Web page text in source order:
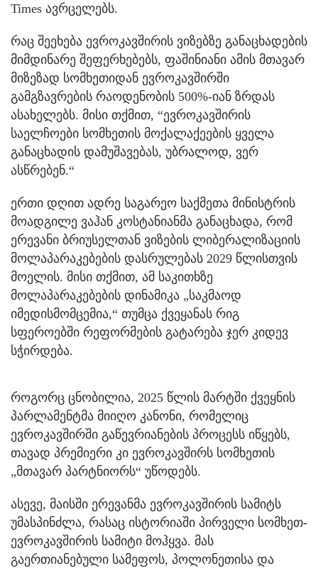
Times ავრცელებს.
რაც შეეხება ევროკავშირის ვიზებზე განაცხადების
მიმდინარე შეფერხებებს, ფაშინიანი ამის მთავარ
მიზეზად სომხეთიდან ევროკავშირში
გამგზავრების რაოდენობის 500%-იან ზრდას
ასახელებს. მისი თქმით, “ევროკავშირის
საელჩოები სომხეთის მოქალაქეების ყველა
განაცხადის დამუშავებას, უბრალოდ, ვერ
ასწრებენ.“
ერთი დღით ადრე საგარეო საქმეთა მინისტრის
მოადგილე ვაჰან კოსტანიანმა განაცხადა, რომ
ერევანი ბრიუსელთან ვიზების ლიბერალიზაციის
მოლაპარაკებების დასრულებას 2029 წლისთვის
მოელის. მისი თქმით, ამ საკითხზე
მოლაპარაკებების დინამიკა „საკმაოდ
იმედისმომცემია,“ თუმცა ქვეყანას რიგ
სფეროებში რეფორმების გატარება ჯერ კიდევ
სჭირდება.
როგორც ცნობილია, 2025 წლის მარტში ქვეყნის
პარლამენტმა მიიღო კანონი, რომელიც
ევროკავშირში გაწევრიანების პროცესს იწყებს,
თავად პრემიერი კი ევროკავშირს სომხეთის
„მთავარ პარტნიორს“ უწოდებს.
ასევე, მაისში ერევანმა ევროკავშირის სამიტს
უმასპინძლა, რასაც ისტორიაში პირველი სომხეთ-
ევროკავშირის სამიტი მოჰყვა. მას
გაერთიანებული სამეფოს, პოლონეთისა და